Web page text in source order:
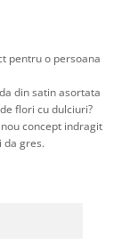
pentru o persoana
din satin asortata
flori cu dulciuri?
concept indragit
da gres.